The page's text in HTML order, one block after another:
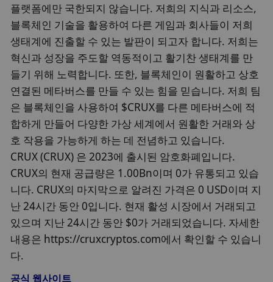
플랫폼에만 국한되지 않습니다. 저희의 지식과 리소스,
블록체인 기술을 활용하여 다른 게임과 회사들이 저희
생태계에 진출할 수 있는 발판이 되고자 합니다. 저희는
혁신과 성장을 주도할 역동적이고 활기찬 생태계를 만
들기 위해 노력합니다. 또한, 블록체인이 원활하고 상호
연결된 메타버스를 만들 수 있는 힘을 믿습니다. 저희 팀
은 블록체인을 사용하여 $CRUX를 다른 메타버스에 적
합하게 만들어 다양한 가상 세계에서 원활한 거래와 상
호 작용을 가능하게 하는 데 전념하고 있습니다.
CRUX (CRUX) 은 2023에 출시된 암호화폐입니다.
CRUX의 현재 공급량은 1.00Bn이며 0가 유통되고 있습
니다. CRUX의 마지막으로 알려진 가격은 0 USD이며 지
난 24시간 동안 0입니다. 현재 활성 시장에서 거래되고
있으며 지난 24시간 동안 $0가 거래되었습니다. 자세한
내용은 https://cruxcryptos.com에서 확인할 수 있습니
다.
공식 웹사이트